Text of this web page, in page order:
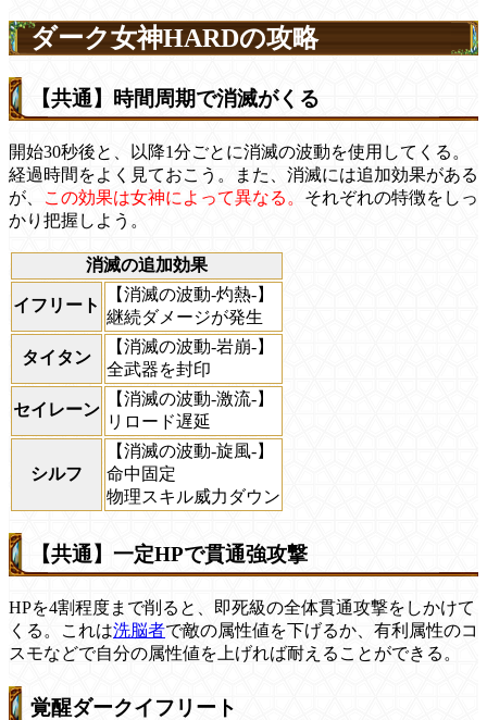
ダーク女神HARDの攻略
【共通】時間周期で消滅がくる
開始30秒後と、以降1分ごとに消滅の波動を使用してくる。
経過時間をよく見ておこう。また、消滅には追加効果がある
が、
この効果は女神によって異なる。 それぞれの特徴をしっ
かり把握しよう。
消滅の追加効果
イフリート
【消滅の波動-灼熱-】
継続ダメージが発生
タイタン
【消滅の波動-岩崩-】
全武器を封印
セイレーン
【消滅の波動-激流-】
リロード遅延
シルフ
【消滅の波動-旋風-】
命中固定
物理スキル威力ダウン
【共通】一定HPで貫通強攻撃
HPを4割程度まで削ると、即死級の全体貫通攻撃をしかけて
くる。これは洗脳者で敵の属性値を下げるか、有利属性のコ
スモなどで自分の属性値を上げれば耐えることができる。
覚醒ダークイフリート